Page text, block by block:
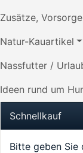
Zusätze,
Natur-Kauartikel
Nassfutter /
Ideen rund um
Schnellkauf
Bitte geben Sie